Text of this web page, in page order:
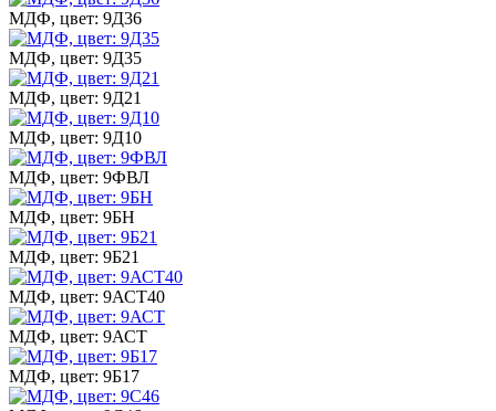
МДФ, цвет: 9Д36
МДФ, цвет: 9Д35
МДФ, цвет: 9Д21
МДФ, цвет: 9Д10
МДФ, цвет: 9ФВЛ
МДФ, цвет: 9БН
МДФ, цвет: 9Б21
МДФ, цвет: 9АСТ40
МДФ, цвет: 9АСТ
МДФ, цвет: 9Б17